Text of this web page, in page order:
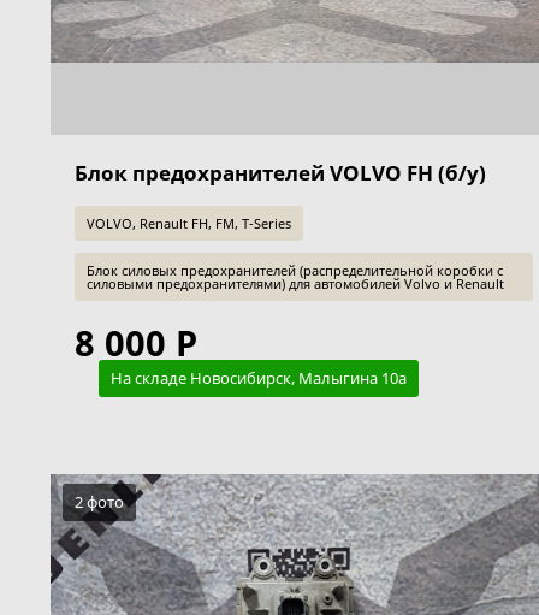
Блок предохранителей VOLVO FH (б/у)
VOLVO, Renault FH, FM, T-Series
Блок силовых предохранителей (распределительной коробки с
силовыми предохранителями) для автомобилей Volvo и Renault
8 000 Р
На складе Новосибирск, Малыгина 10а
2 фото